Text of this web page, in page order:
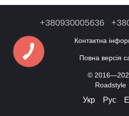
+380930005636
Контактна
Повна версія
©
Roadstyle
Укр Рус